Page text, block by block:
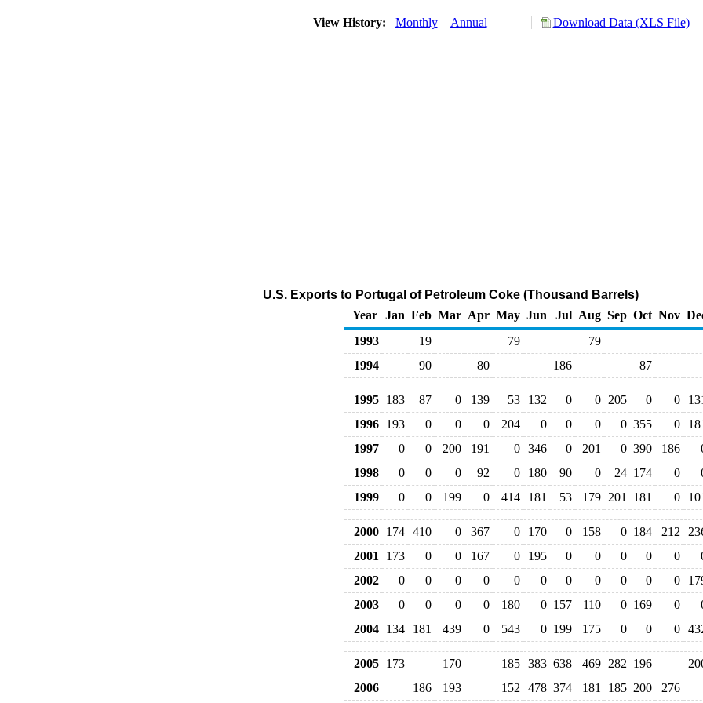
View History: Monthly Annual Download Data (XLS File)
U.S. Exports to Portugal of Petroleum Coke (Thousand Barrels)
Year Jan Feb Mar Apr May Jun Jul Aug Sep Oct Nov
1993
19 79
79
1994
90 80 186 87
1995 183 87 0 139 53 132 0 0 205 0 0
1996 193 0 0 0 204 0 0 0 0 355 0
1997
0 0 200 191 0 346 0 201 0 390 186
1998
0 0 0 92 0 180 90 0 24 174 0
1999
0 0 199 0 414 181 53 179 201 181 0
2000 174 410 0 367 0 170 0 158 0 184 212
2001
173 0 0 167 0 195 0 0 0 0 0
2002
0 0 0 0 0 0 0 0 0 0 0
2003
0 0 0 0 180 0 157 110 0 169 0
2004 134 181 439 0 543 0 199 175 0 0 0
2005 173 170 185 383 638 469 282 196
2006
186 193 152 478 374 181 185 200 276